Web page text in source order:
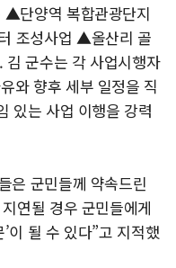
▲단양역 복합관광단지
조성사업 ▲올산리 골
김 군수는 각 사업시행자
와 향후 세부 일정을 직
있는 사업 이행을 강력
은 군민들께 약속드린
연될 경우 군민들에게
이 될 수 있다”고 지적했